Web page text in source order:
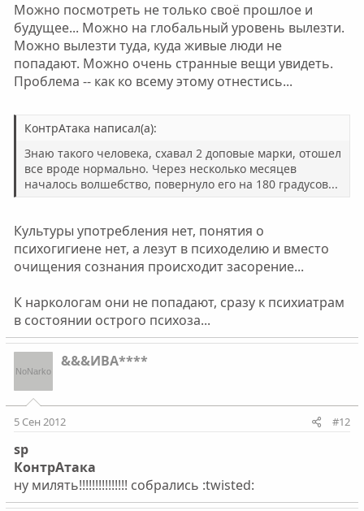
Можно посмотреть не только своё прошлое и
будущее... Можно на глобальный уровень вылезти.
Можно вылезти туда, куда живые люди не
попадают. Можно очень странные вещи увидеть.
Проблема -- как ко всему этому отнестись...
КонтрАтака написал(а):
Знаю такого человека, схавал 2 доповые марки, отошел
все вроде нормально. Через несколько месяцев
началось волшебство, повернуло его на 180 градусов...
Культуры употребления нет, понятия о
психогигиене нет, а лезут в психоделию и вместо
очищения сознания происходит засорение...
К наркологам они не попадают, сразу к психиатрам
в состоянии острого психоза...
&&&ИВА****
5 Сен 2012 #12
sp
КонтрАтака
ну милять!!!!!!!!!!!!!!! собрались :twisted: